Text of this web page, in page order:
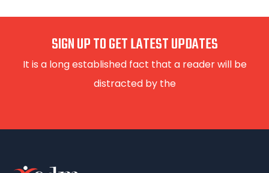
SIGN UP TO GET LATEST UPDATES
It is a long established fact that a reader will be
distracted by the